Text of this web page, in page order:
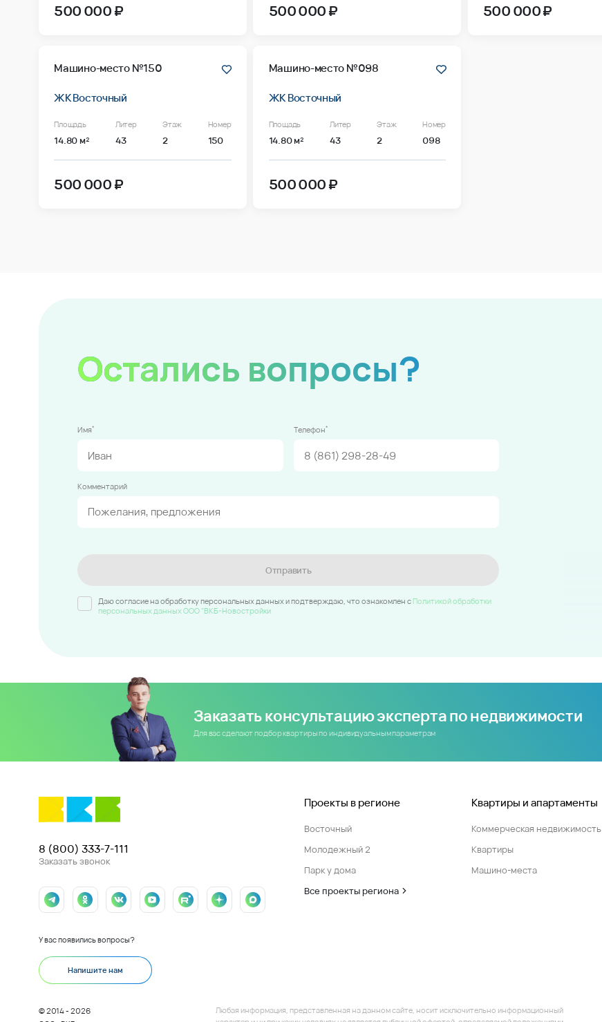
500 000 ₽ 500 000 ₽ 500 000 ₽
Машино-место №150
ЖК Восточный
Площадь
14.80 м²
Литер
43
Этаж
2
Номер
150
500 000 ₽
Машино-место №098
ЖК Восточный
Площадь
14.80 м²
Литер
43
Этаж
2
Номер
098
500 000 ₽
Остались вопросы?
Имя* Телефон*
Комментарий
Отправить
Даю согласие на обработку персональных данных и подтверждаю, что ознакомлен c Политикой обработки
персональных данных ООО "ВКБ-Новостройки
Заказать консультацию эксперта по недвижимости
Для вас сделают подбор квартиры по индивидуальным параметрам
8 (800) 333-7-111
Заказать звонок
У вас появились вопросы?
Напишите нам
Проекты в регионе
Восточный
Молодежный 2
Парк у дома
Все проекты региона
Квартиры и апартаменты
Коммерческая недвижимость
Квартиры
Машино-места
© 2014 - 2026
Любая информация, представленная на данном сайте, носит исключительно информационный